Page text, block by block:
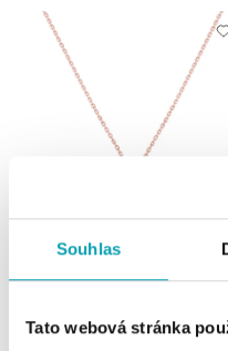
Souhlas
Tato webová stránka
Náhrdelník s diamantmi a
Lauriene
od 586 €